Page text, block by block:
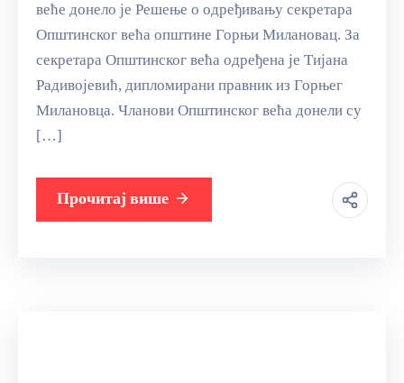
веће донело је Решење о одређивању секретара
Општинског већа општине Горњи Милановац. За
секретара Општинског већа одређена је Тијана
Радивојевић, дипломирани правник из Горњег
Милановца. Чланови Општинског већа донели су
[…]
Прочитај више